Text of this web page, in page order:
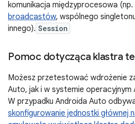
komunikacja międzyprocesowa
broadcastów, wspólnego
innego). Session
Pomoc dotycząca klastra
Możesz przetestować wdrożenie
Auto, jak i w systemie
W przypadku Androida Auto
skonfigurowanie jednostki głównej